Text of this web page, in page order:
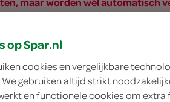
op Spar.nl
cookies en vergelijkbare
gebruiken altijd strikt
en functionele cookies om